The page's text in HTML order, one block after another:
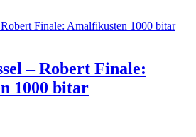
– Robert Finale:
1000 bitar